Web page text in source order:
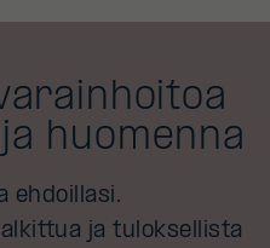
huomenna
ehdoillasi.
ja tuloksellista